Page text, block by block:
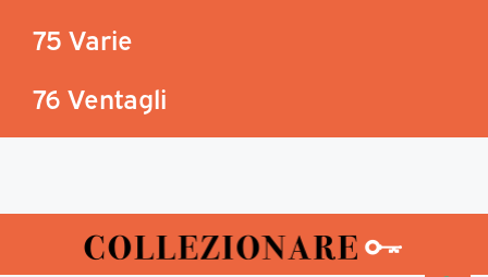
75 Varie
76 Ventagli